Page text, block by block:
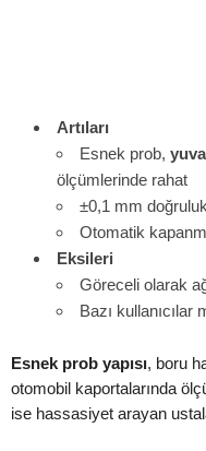
Artıları
Esnek prob,
ölçümlerinde rahat
±0,1 mm doğruluk
Otomatik
Eksileri
Göreceli olarak
Bazı
Esnek prob yapısı, boru
otomobil kaportalarında
ise hassasiyet arayan